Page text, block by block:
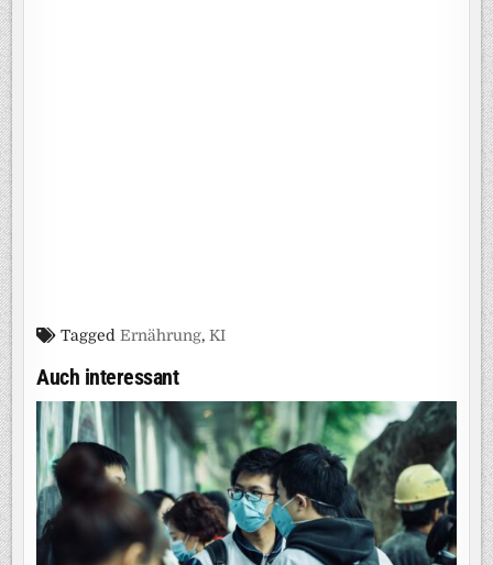
TaggedErnährung,KI
Auch interessant